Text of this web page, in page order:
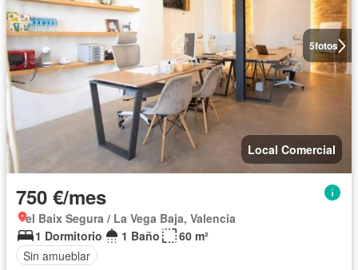
5fotos
Local Comercial
750 €/mes
el Baix Segura / La Vega Baja, Valencia
1 Dormitorio
1 Baño
60 m²
Sin amueblar